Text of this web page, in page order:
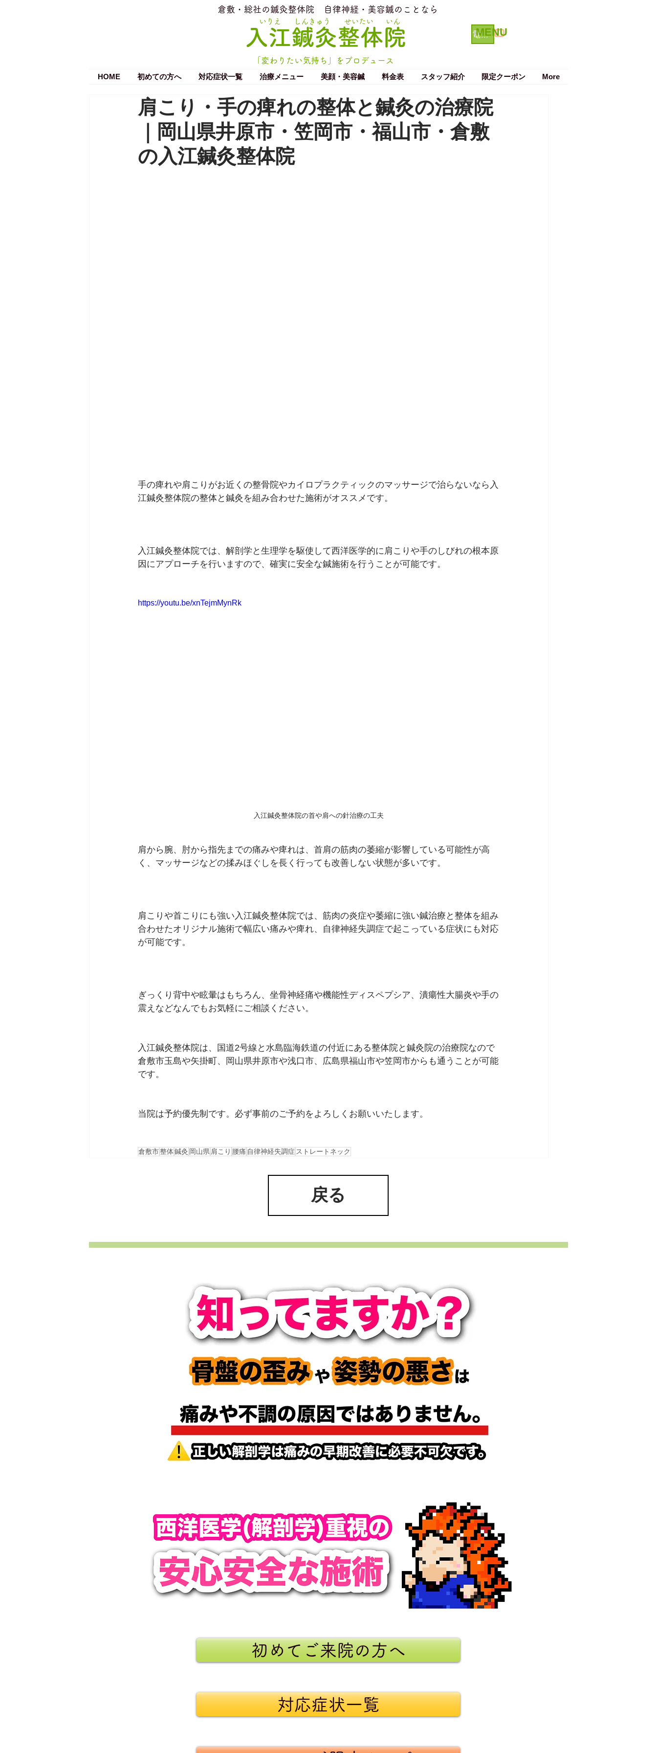
いりえ
​倉敷・総社の鍼灸整体院 ​自律神経・美容鍼のことなら
​入江鍼灸整体院
せいたい
しんきゅう いん
電話で予約する クーポン
MENU
「変わりたい気持ち」をプロデュース
HOME
初めての方へ 対応症状一覧 治療メニュー 美顔・美容鍼 料金表 スタッフ紹介 限定クーポン More
肩こり・手の痺れの整体と鍼灸の治療院
｜岡山県井原市・笠岡市・福山市・倉敷
の入江鍼灸整体院
手の痺れや肩こりがお近くの整骨院やカイロプラクティックのマッサージで治らないなら入
江鍼灸整体院の整体と鍼灸を組み合わせた施術がオススメです。
入江鍼灸整体院では、解剖学と生理学を駆使して西洋医学的に肩こりや手のしびれの根本原
因にアプローチを行いますので、確実に安全な鍼施術を行うことが可能です。
https://youtu.be/xnTejmMynRk
入江鍼灸整体院の首や肩への針治療の工夫
肩から腕、肘から指先までの痛みや痺れは、首肩の筋肉の萎縮が影響している可能性が高
く、マッサージなどの揉みほぐしを長く行っても改善しない状態が多いです。
肩こりや首こりにも強い入江鍼灸整体院では、筋肉の炎症や萎縮に強い鍼治療と整体を組み
合わせたオリジナル施術で幅広い痛みや痺れ、自律神経失調症で起こっている症状にも対応
が可能です。
ぎっくり背中や眩暈はもちろん、坐骨神経痛や機能性ディスペプシア、潰瘍性大腸炎や手の
震えなどなんでもお気軽にご相談ください。
入江鍼灸整体院は、国道2号線と水島臨海鉄道の付近にある整体院と鍼灸院の治療院なので
倉敷市玉島や矢掛町、岡山県井原市や浅口市、広島県福山市や笠岡市からも通うことが可能
です。
当院は予約優先制です。必ず事前のご予約をよろしくお願いいたします。
倉敷市整体鍼灸 岡山県 肩こり 腰痛 自律神経失調症 ストレートネック
戻る
初めてご来院の方へ
対応症状一覧